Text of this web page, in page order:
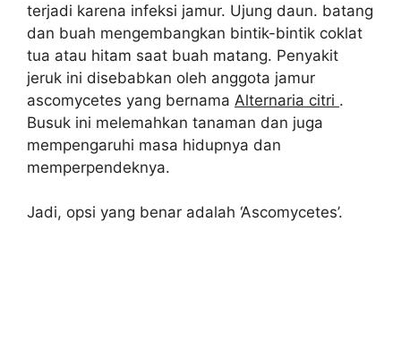
terjadi karena infeksi jamur. Ujung daun. batang
dan buah mengembangkan bintik-bintik coklat
tua atau hitam saat buah matang. Penyakit
jeruk ini disebabkan oleh anggota jamur
ascomycetes yang bernama Alternaria citri .
Busuk ini melemahkan tanaman dan juga
mempengaruhi masa hidupnya dan
memperpendeknya.
Jadi, opsi yang benar adalah ‘Ascomycetes’.